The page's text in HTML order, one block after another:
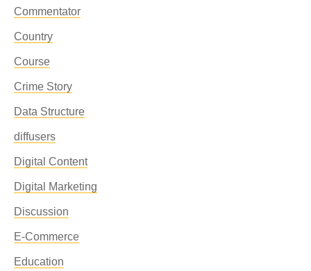
Commentator
Country
Course
Crime Story
Data Structure
diffusers
Digital Content
Digital Marketing
Discussion
E-Commerce
Education